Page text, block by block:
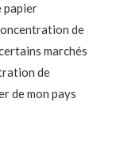
papier
de
marchés
de
de mon pays